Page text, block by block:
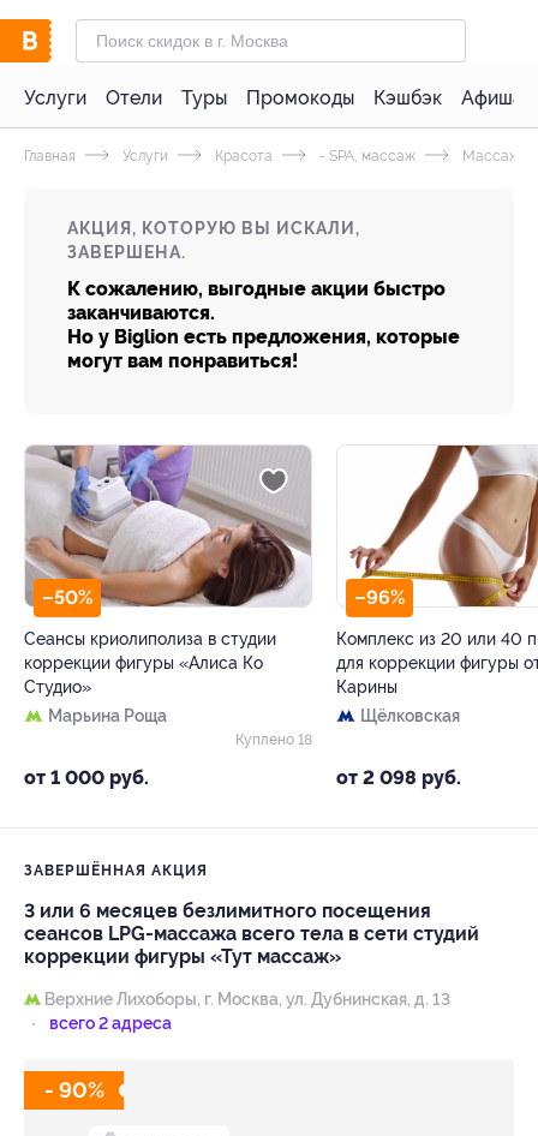
Услуги Отели Туры Промокоды Кэшбэк Афиша
Главная Услуги Красота - SPA, массаж Массаж
АКЦИЯ, КОТОРУЮ ВЫ ИСКАЛИ,
ЗАВЕРШЕНА.
К сожалению, выгодные акции быстро
заканчиваются.
Но у Biglion есть предложения, которые
могут вам понравиться!
–50%
Сеансы криолиполиза в студии
коррекции фигуры «Алиса Ко
Студио»
Марьина Роща
от 1 000 руб.
Куплено 18
–96%
Комплекс из 20 или 40
для коррекции фигуры
Карины
Щёлковская
от 2 098 руб.
ЗАВЕРШЁННАЯ АКЦИЯ
3 или 6 месяцев безлимитного посещения
сеансов LPG-массажа всего тела в сети студий
коррекции фигуры «Тут массаж»
Верхние Лихоборы, г. Москва, ул. Дубнинская, д. 13
всего 2 адреса
- 90%